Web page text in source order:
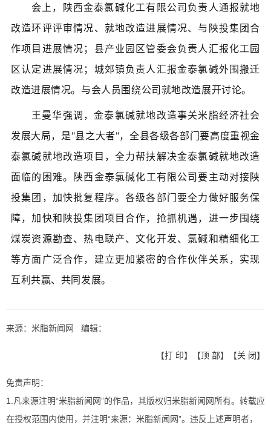
会上， 陕西金泰氯碱化工有限公司负责 人通报就地
改造环评评审情况、就地改造进展情况、与陕投集团合
作项目进展情况；县产业园区管委会负责人汇报化工园
区认定进展情况；城郊镇负责人汇报金泰氯碱外围搬迁
改造进展情况。与会人员围绕公司就地改造展开讨论。
王曼华强调，金泰氯碱就地改造事关米脂经济社会
发展大局，是"县之大者"，全县各级各部门要高度重视金
泰氯碱就地改造项目，全力帮扶解决金泰氯碱就地改造
面临的困难。 陕西金泰氯碱化工有限公司要主动对接陕
投集团，加快批复程序。各级各部门要全力做好服务保
障，加快和陕投集团项目合作，抢抓机遇，进一步围绕
煤炭资源勘查、热电联产、文化开发、氯碱和精细化工
等方面广泛合作，建立更加紧密的合作伙伴关系，实现
互利共赢、共同发展。
来源：米脂新闻网 编辑：
【打 印】【顶 部】【关 闭】
免责声明：
1.凡来源注明“米脂新闻网”的作品，其版权归米脂新闻网所有。转载应
在授权范围内使用，并注明“来源：米脂新闻网”。违反上述声明者，